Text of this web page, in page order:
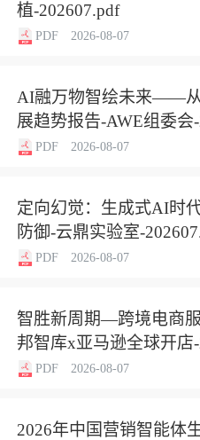
植-202607.pdf
PDF 2026-08-07
AI融万物智绘未来——从
展趋势报告-AWE组委会
PDF 2026-08-07
定向幻觉：生成式AI时
防御-云鼎实验室-
PDF 2026-08-07
智胜新周期—跨境电商
邦智库x亚马逊全球开店
PDF 2026-08-07
2026年中国营销智能体